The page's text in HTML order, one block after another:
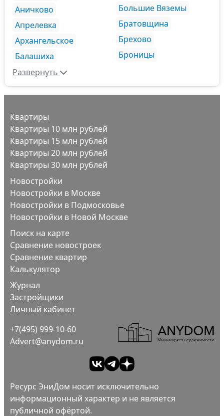
Аничково
Апрелевка
Архангельское
Балашиха
Большие Вяземы
Братовщина
Брехово
Броницы
Развернуть
Квартиры
Квартиры 10 млн рублей
Квартиры 15 млн рублей
Квартиры 20 млн рублей
Квартиры 30 млн рублей
Новостройки
Новостройки в Москве
Новостройки в Подмосковье
Новостройки в Новой Москве
Поиск на карте
Сравнение новостроек
Сравнение квартир
Калькулятор
Журнал
Застройщики
Личный кабинет
+7(495) 999-10-60
Advert@anydom.ru
Ресурс ЭниДом носит исключительно
информационный характер и не является
публичной офёртой.